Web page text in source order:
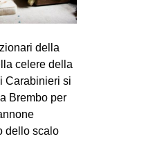
della
celere della
Carabinieri si
Brembo per
dello scalo